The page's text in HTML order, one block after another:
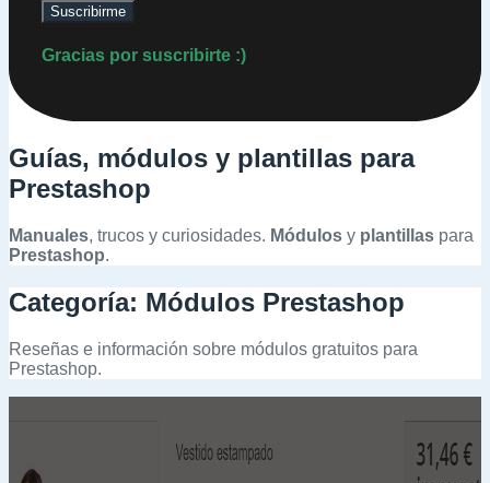
Suscribirme
Gracias por suscribirte :)
Guías, módulos y plantillas para
Prestashop
Manuales, trucos y curiosidades. Módulos y plantillas para
Prestashop.
Categoría: Módulos Prestashop
Reseñas e información sobre módulos gratuitos para
Prestashop.